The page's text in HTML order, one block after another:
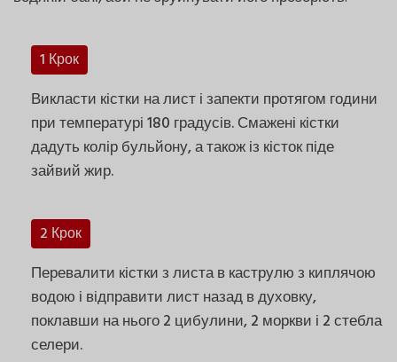
1 Крок
Викласти кістки на лист і запекти протягом години
при температурі 180 градусів. Смажені кістки
дадуть колір бульйону, а також із кісток піде
зайвий жир.
2 Крок
Перевалити кістки з листа в каструлю з киплячою
водою і відправити лист назад в духовку,
поклавши на нього 2 цибулини, 2 моркви і 2 стебла
селери.